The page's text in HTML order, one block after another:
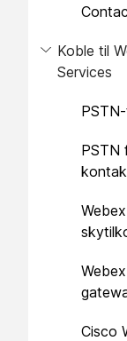
Koble til
Services
PSTN
eller
Cisco